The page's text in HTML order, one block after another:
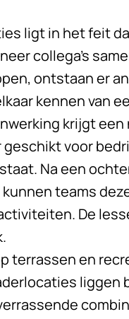
ligt in het feit
collega’s
ontstaan er
kennen van
krijgt
geschikt voor
Na een
teams
De
terrassen en
liggen